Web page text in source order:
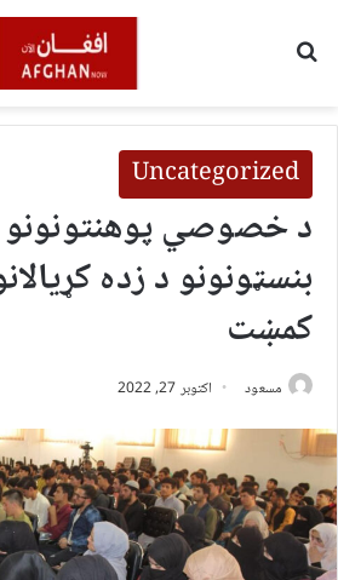
Uncategorized
د خصوصي
کمښت
مسعود اکتوبر 27, 2022